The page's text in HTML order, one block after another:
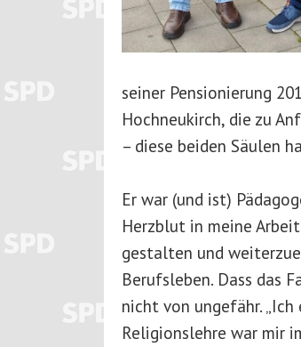
seiner Pensionierung
Hochneukirch, die zu
– diese beiden Säulen
Er war (und ist)
Herzblut in meine
gestalten und
Berufsleben. Dass das
nicht von ungefähr.
Religionslehre war mir